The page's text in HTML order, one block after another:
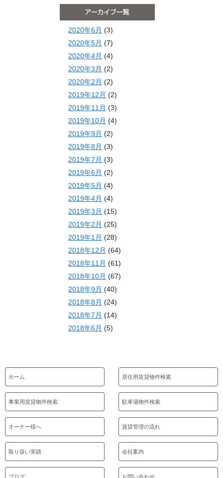
2020年6月 (3)
2020年5月 (7)
2020年4月 (4)
2020年3月 (2)
2020年2月 (2)
2019年12月 (2)
2019年11月 (3)
2019年10月 (4)
2019年9月 (2)
2019年8月 (3)
2019年7月 (3)
2019年6月 (2)
2019年5月 (4)
2019年4月 (4)
2019年3月 (15)
2019年2月 (25)
2019年1月 (28)
2018年12月 (64)
2018年11月 (61)
2018年10月 (67)
2018年9月 (40)
2018年8月 (24)
2018年7月 (14)
2018年6月 (5)
ホーム 居住用賃貸物件検索
事業用賃貸物件検索 駐車場物件検索
オーナー様へ 賃貸管理の流れ
取り扱い実績 会社案内
ブログ お問い合わせ